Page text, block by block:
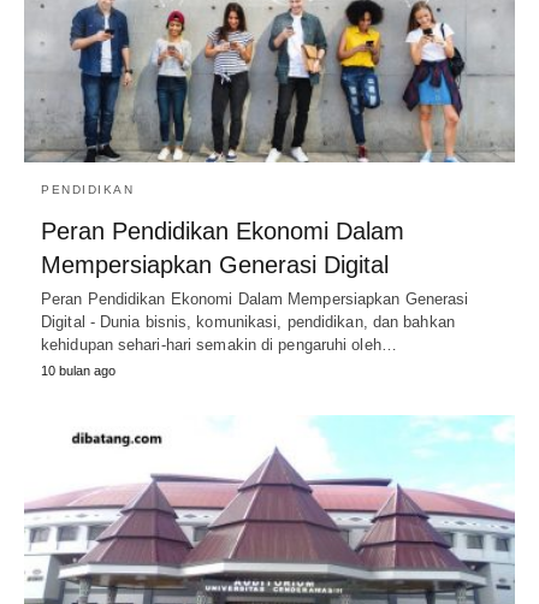
PENDIDIKAN
Peran Pendidikan Ekonomi Dalam
Mempersiapkan Generasi Digital
Peran Pendidikan Ekonomi Dalam Mempersiapkan Generasi
Digital - Dunia bisnis, komunikasi, pendidikan, dan bahkan
kehidupan sehari-hari semakin di pengaruhi oleh…
10 bulan ago